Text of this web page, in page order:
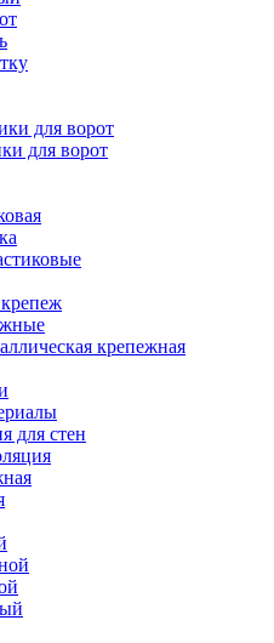
для ворот
для ворот
крепежная
для стен